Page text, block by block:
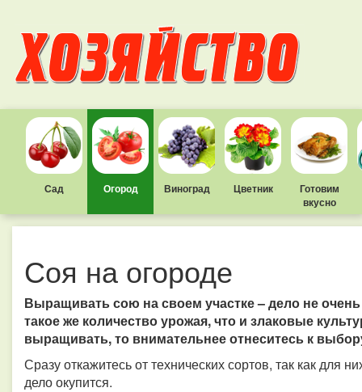
Сад Огород Виноград Цветник
Готовим
вкусно
Соя на огороде
Выращивать сою на своем участке – дело не
такое же количество урожая, что и злаковые
выращивать, то внимательнее отнеситесь к
Сразу откажитесь от технических сортов, так как для
дело окупится.